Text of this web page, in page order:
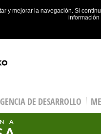
y mejorar la navegación. Si
DE DESARROLLO